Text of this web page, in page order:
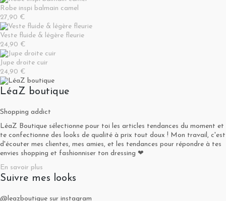
Robe inspi balmain camel
27,90 €
Veste fluide & légère fleurie
24,90 €
Jupe droite cuir
24,90 €
LéaZ boutique
Shopping addict
LéaZ Boutique sélectionne pour toi les articles tendances du moment et
te confectionne des looks de qualité à prix tout doux ! Mon travail, c'est
d'écouter mes clientes, mes amies, et les tendances pour répondre à tes
envies shopping et fashionniser ton dressing ❤
En savoir plus
Suivre mes looks
@leazboutique sur instagram